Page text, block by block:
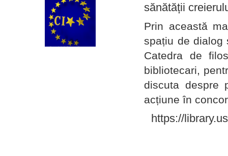
sănătății
Prin această
spațiu de dialog
Catedra de
bibliotecari,
discuta despre
acțiune în
https://